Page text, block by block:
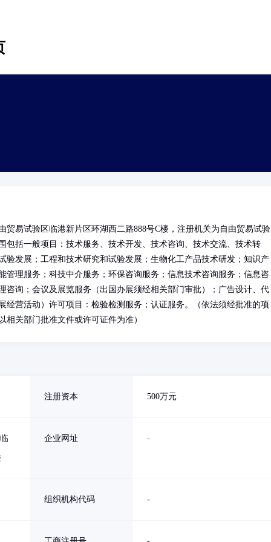
易试验区临港新片区环湖西二路888号C楼，注册机关为自由贸易试验
包括一般项目：技术服务、技术开发、技术咨询、技术交流、技术转
发展；工程和技术研究和试验发展；生物化工产品技术研发；知识产
理服务；科技中介服务；环保咨询服务；信息技术咨询服务；信息咨
询；会议及展览服务（出国办展须经相关部门审批）；广告设计、代
营活动）许可项目：检验检测服务；认证服务。（依法须经批准的项
相关部门批准文件或许可证件为准）
注册资本 500万元
企业网址 -
组织机构代码 -